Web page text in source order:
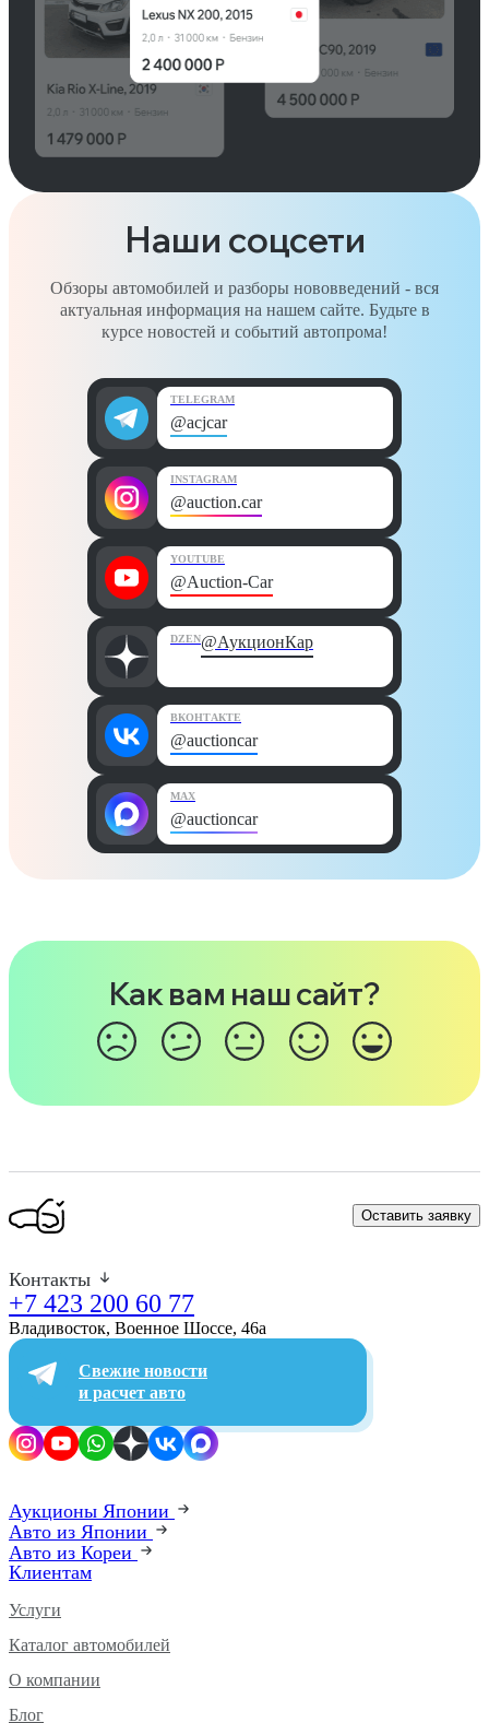
Наши соцсети
Обзоры автомобилей и разборы нововведений - вся
актуальная информация на нашем сайте. Будьте в
курсе новостей и событий автопрома!
TELEGRAM
@acjcar
INSTAGRAM
@auction.car
YOUTUBE
@Auction-Car
DZEN@АукционКар
ВКОНТАКТЕ
@auctioncar
MAX
@auctioncar
Как вам наш сайт?
Оставить заявку
Контакты
+7 423 200 60 77
Владивосток, Военное Шоссе, 46а​
Свежие новости
и расчет авто
Аукционы Японии
Авто из Японии
Авто из Кореи
Клиентам
Услуги
Каталог автомобилей
О компании
Блог